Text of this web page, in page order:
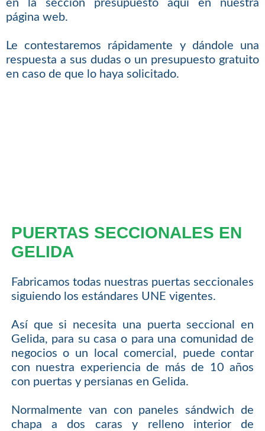
en la sección presupuesto aquí en nuestra
página web.
Le contestaremos rápidamente y dándole una
respuesta a sus dudas o un presupuesto gratuito
en caso de que lo haya solicitado.
PUERTAS SECCIONALES EN
GELIDA
Fabricamos todas nuestras puertas seccionales
siguiendo los estándares UNE vigentes.
Así que si necesita una puerta seccional en
Gelida, para su casa o para una comunidad de
negocios o un local comercial, puede contar
con nuestra experiencia de más de 10 años
con puertas y persianas en Gelida.
Normalmente van con paneles sándwich de
chapa a dos caras y relleno interior de